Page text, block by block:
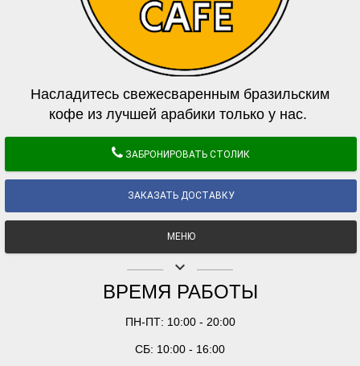
Насладитесь свежесваренным бразильским
кофе из лучшей арабики только у нас.
ЗАБРОНИРОВАТЬ СТОЛИК
ЗАКАЗАТЬ ДОСТАВКУ
МЕНЮ
keyboard_arrow_down
ВРЕМЯ РАБОТЫ
ПН-ПТ: 10:00 - 20:00
СБ: 10:00 - 16:00